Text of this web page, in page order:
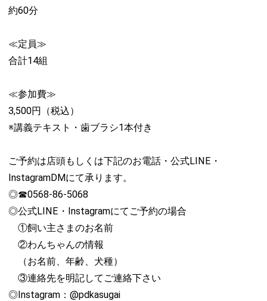
約60分
≪定員≫
合計14組
≪参加費≫
3,500円（税込）
※講義テキスト・歯ブラシ1本付き
ご予約は店頭もしくは下記のお電話・公式LINE・
InstagramDMにて承ります。
◎☎0568-86-5068
◎公式LINE・Instagramにてご予約の場合
①飼い主さまのお名前
②わんちゃんの情報
（お名前、年齢、犬種）
③連絡先を明記してご連絡下さい
◎Instagram：@pdkasugai